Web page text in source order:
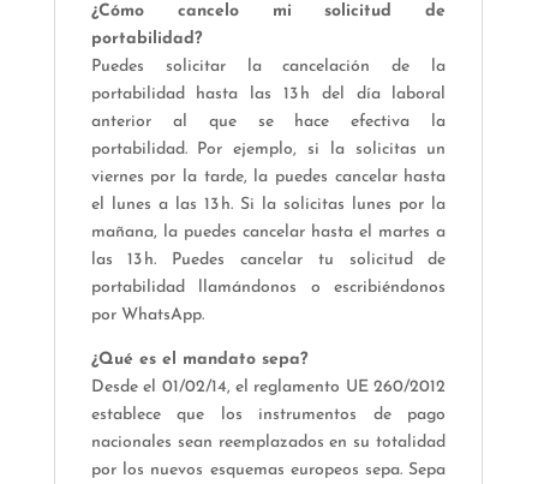
¿Cómo cancelo mi solicitud de
portabilidad?
Puedes solicitar la cancelación de la
portabilidad hasta las 13 h del día laboral
anterior al que se hace efectiva la
portabilidad. Por ejemplo, si la solicitas un
viernes por la tarde, la puedes cancelar hasta
el lunes a las 13 h. Si la solicitas lunes por la
mañana, la puedes cancelar hasta el martes a
las 13 h. Puedes cancelar tu solicitud de
portabilidad llamándonos o escribiéndonos
por WhatsApp.
¿Qué es el mandato sepa?
Desde el 01/02/14, el reglamento UE 260/2012
establece que los instrumentos de pago
nacionales sean reemplazados en su totalidad
por los nuevos esquemas europeos sepa. Sepa